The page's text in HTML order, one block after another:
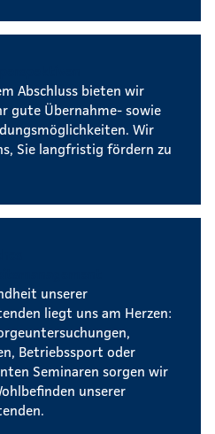
Abschluss bieten wir
gute Übernahme- sowie
Wir
Sie langfristig fördern zu
unserer
liegt uns am Herzen:
Betriebssport oder
Seminaren sorgen wir
unserer